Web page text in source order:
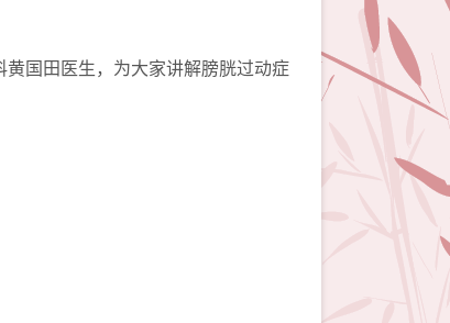
国田医生，为大家讲解膀胱过动症